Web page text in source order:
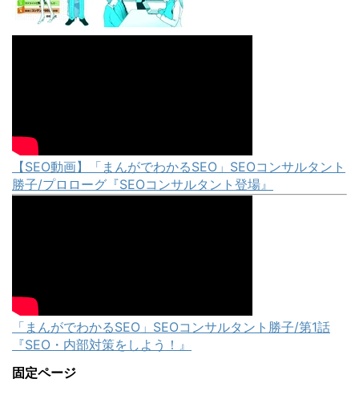
【SEO動画】「まんがでわかるSEO」SEOコンサルタント
勝子/プロローグ『SEOコンサルタント登場』
「まんがでわかるSEO」SEOコンサルタント勝子/第1話
『SEO・内部対策をしよう！』
固定ページ